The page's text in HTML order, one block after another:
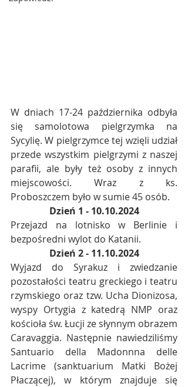
W dniach 17-24 października odbyła
się samolotowa pielgrzymka na
Sycylię. W pielgrzymce tej wzięli udział
przede wszystkim pielgrzymi z naszej
parafii, ale były też osoby z innych
miejscowości. Wraz z ks.
Proboszczem było w sumie 45 osób.
Dzień 1 - 10.10.2024
Przejazd na lotnisko w Berlinie i
bezpośredni wylot do Katanii.
Dzień 2 - 11.10.2024
Wyjazd do Syrakuz i zwiedzanie
pozostałości teatru greckiego i teatru
rzymskiego oraz tzw. Ucha Dionizosa,
wyspy Ortygia z katedrą NMP oraz
kościoła św. Łucji ze słynnym obrazem
Caravaggia. Następnie nawiedziliśmy
Santuario della Madonnna delle
Lacrime (sanktuarium Matki Bożej
Płaczącej), w którym znajduje się